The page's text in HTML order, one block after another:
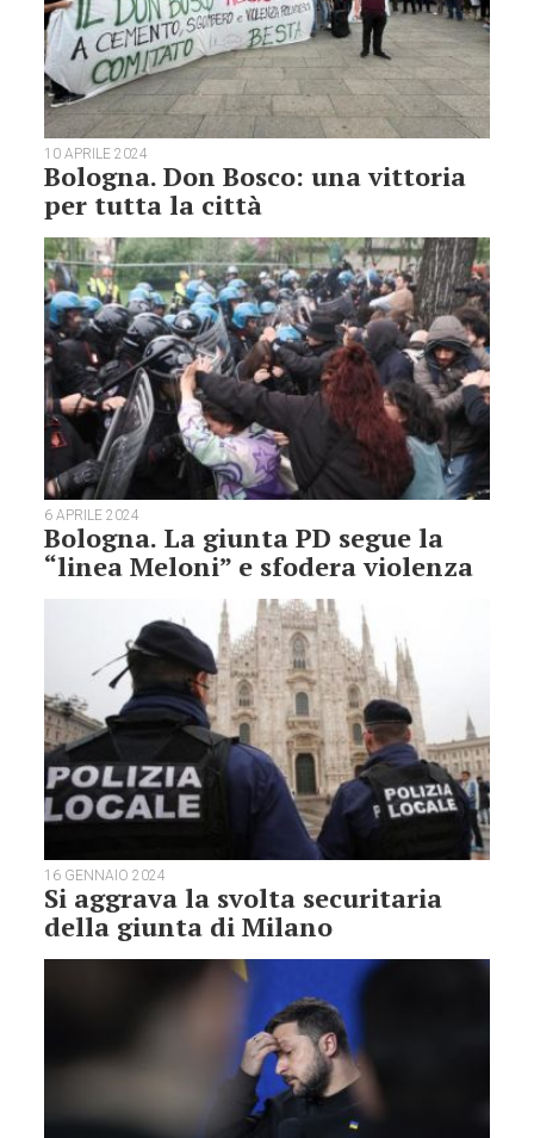
10 APRILE 2024
Bologna. Don Bosco: una vittoria
per tutta la città
6 APRILE 2024
Bologna. La giunta PD segue la
“linea Meloni” e sfodera violenza
16 GENNAIO 2024
Si aggrava la svolta securitaria
della giunta di Milano